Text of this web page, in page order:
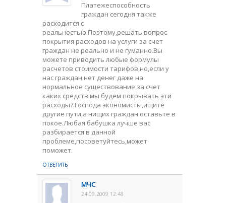
Платежеспособность
граждан сегодня также
расходится с
реальностью.Поэтому,решать вопрос
покрытия расходов на услуги за счет
граждан не реально и не гуманно.Вы
можете приводить любые формулы
расчетов стоимости тарифов,но,если у
нас граждан нет денег даже на
нормальное существование,за счет
каких средств мы будем покрывать эти
расходы?.Господа экономисты,ищите
другие пути,а нищих граждан оставьте в
покое.Любая бабушка лучше вас
разбирается в данной
проблеме,посоветуйтесь,может
поможет.
ОТВЕТИТЬ
МЧС
24.09.2009 12:48